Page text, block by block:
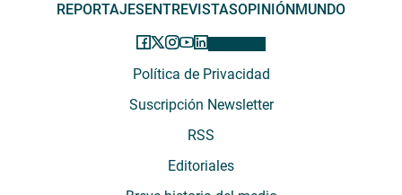
REPORTAJESENTREVISTASOPINIÓNMUNDO
Política de Privacidad
Suscripción Newsletter
RSS
Editoriales